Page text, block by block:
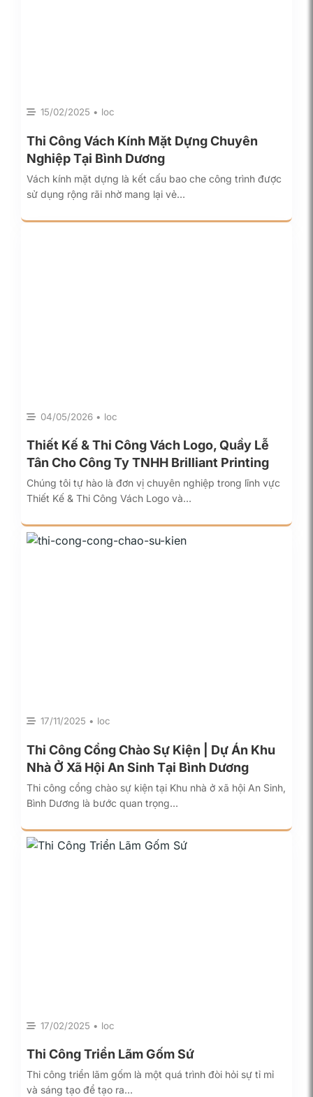
15/02/2025 • loc
Thi Công Vách Kính Mặt Dựng Chuyên
Nghiệp Tại Bình Dương
Vách kính mặt dựng là kết cấu bao che công trình được
sử dụng rộng rãi nhờ mang lại vẻ…
04/05/2026 • loc
Thiết Kế & Thi Công Vách Logo, Quầy Lễ
Tân Cho Công Ty TNHH Brilliant Printing
Chúng tôi tự hào là đơn vị chuyên nghiệp trong lĩnh vực
Thiết Kế & Thi Công Vách Logo và…
17/11/2025 • loc
Thi Công Cổng Chào Sự Kiện | Dự Án Khu
Nhà Ở Xã Hội An Sinh Tại Bình Dương
Thi công cổng chào sự kiện tại Khu nhà ở xã hội An Sinh,
Bình Dương là bước quan trọng…
17/02/2025 • loc
Thi Công Triển Lãm Gốm Sứ
Thi công triển lãm gốm là một quá trình đòi hỏi sự tỉ mỉ
và sáng tạo để tạo ra…